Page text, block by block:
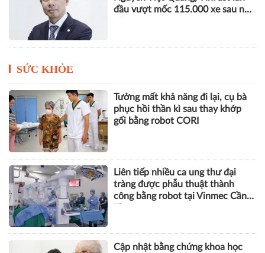
đầu vượt mốc 115.000 xe sau nửa
SỨC KHỎE
Tưởng mất khả năng đi lại, cụ bà
phục hồi thần kì sau thay khớp
gối bằng robot CORI
Liên tiếp nhiều ca ung thư đại
tràng được phẫu thuật thành
công bằng robot tại Vinmec Cần
Cập nhật bằng chứng khoa học